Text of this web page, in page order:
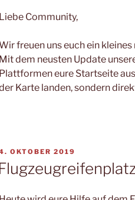
Liebe Community,
freuen uns euch ein
Mit dem neusten Update
Plattformen eure Startseite
Karte landen, sondern
OKTOBER 2019